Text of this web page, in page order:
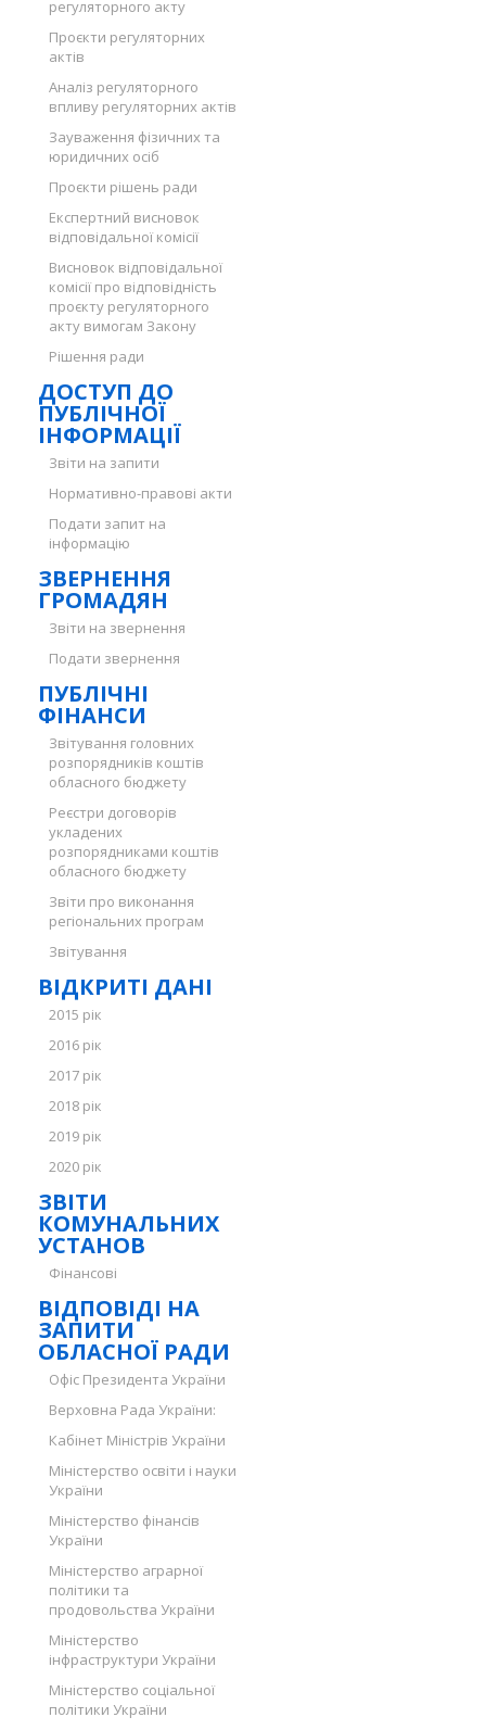
регуляторного акту
Проєкти регуляторних
актів
Аналіз регуляторного
впливу регуляторних актів
Зауваження фізичних та
юридичних осіб
Проєкти рішень ради
Експертний висновок
відповідальної комісії
Висновок відповідальної
комісії про відповідність
проєкту регуляторного
акту вимогам Закону
Рішення ради
ДОСТУП ДО
ПУБЛІЧНОЇ
ІНФОРМАЦІЇ
Звіти на запити
Нормативно-правові акти
Подати запит на
інформацію
ЗВЕРНЕННЯ
ГРОМАДЯН
Звіти на звернення
Подати звернення
ПУБЛІЧНІ
ФІНАНСИ
Звітування головних
розпорядників коштів
обласного бюджету
Реєстри договорів
укладених
розпорядниками коштів
обласного бюджету
Звіти про виконання
регіональних програм
Звітування
ВІДКРИТІ ДАНІ
2015 рік
2016 рік
2017 рік
2018 рік
2019 рік
2020 рік
ЗВІТИ
КОМУНАЛЬНИХ
УСТАНОВ
Фінансові
ВІДПОВІДІ НА
ЗАПИТИ
ОБЛАСНОЇ РАДИ
Офіс Президента України
Верховна Рада України:
Кабінет Міністрів України
Міністерство освіти і науки
України
Міністерство фінансів
України
Міністерство аграрної
політики та
продовольства України
Міністерство
інфраструктури України
Міністерство соціальної
політики України